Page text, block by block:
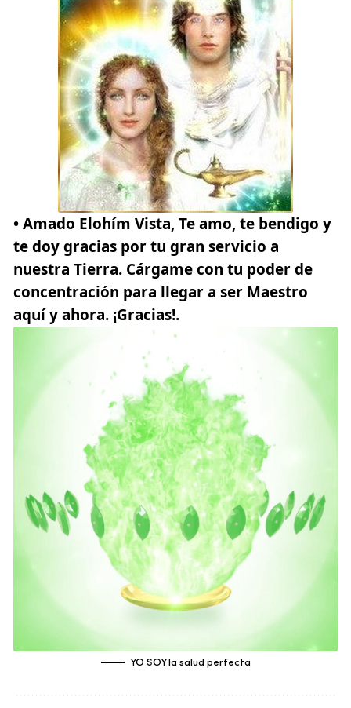
• Amado Elohím Vista, Te amo, te bendigo y
te doy gracias por tu gran servicio a
nuestra Tierra. Cárgame con tu poder de
concentración para llegar a ser Maestro
aquí y ahora. ¡Gracias!.
YO SOY la salud perfecta